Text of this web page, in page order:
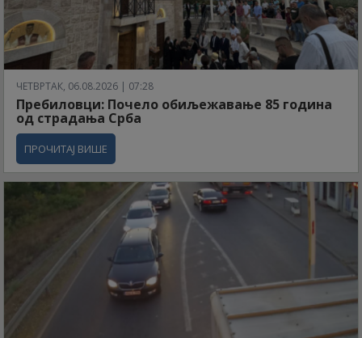
ЧЕТВРТАК, 06.08.2026 | 07:28
Пребиловци: Почело обиљежавање 85 година
од страдања Срба
ПРОЧИТАЈ ВИШЕ